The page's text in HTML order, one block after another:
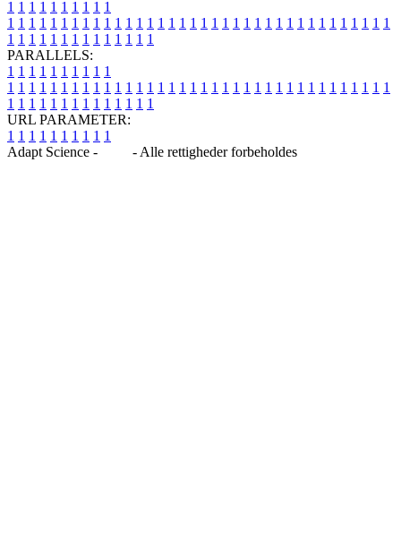
1 1 1 1 1 1 1 1 1 1
1 1 1 1 1 1 1 1 1 1 1 1 1 1 1 1 1 1 1 1 1 1 1 1 1 1 1 1 1 1 1 1 1 1 1 1
1 1 1 1 1 1 1 1 1 1 1 1 1 1
PARALLELS:
1 1 1 1 1 1 1 1 1 1
1 1 1 1 1 1 1 1 1 1 1 1 1 1 1 1 1 1 1 1 1 1 1 1 1 1 1 1 1 1 1 1 1 1 1 1
1 1 1 1 1 1 1 1 1 1 1 1 1 1
URL PARAMETER:
1 1 1 1 1 1 1 1 1 1
Adapt Science -
- Alle rettigheder forbeholdes